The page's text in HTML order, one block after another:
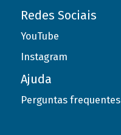
Redes Sociais
YouTube
Instagram
Ajuda
Perguntas frequentes